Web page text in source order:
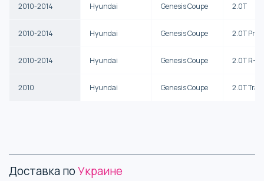
2010-2014 Hyundai Genesis Coupe 2.0T
2010-2014 Hyundai Genesis Coupe 2.0T
2010-2014 Hyundai Genesis Coupe 2.0T R-
2010 Hyundai Genesis Coupe 2.0T
Доставка поУкраине